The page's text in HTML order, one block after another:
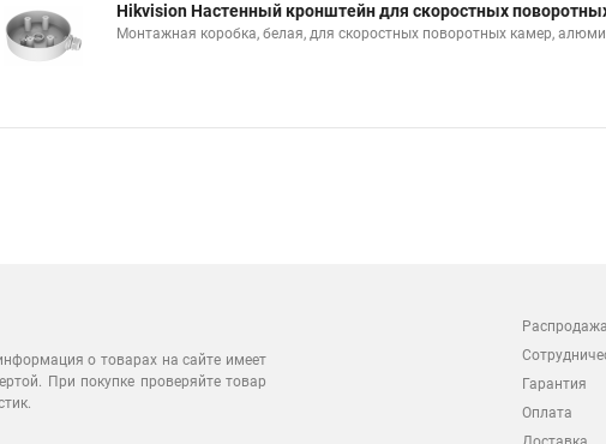
Hikvision Настенный кронштейн для скоростных
Монтажная коробка, белая, для скоростных поворотных камер,
о товарах на сайте имеет
При покупке проверяйте товар
Распродажа
Гарантия
Оплата